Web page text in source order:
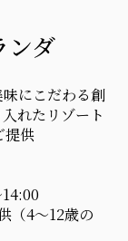
ンダ
にこだわる創
れたリゾート
提供
（4～12歳の